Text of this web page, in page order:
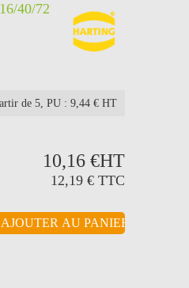
40/72
de 5, PU : 9,44 € HT
10,16 €HT
12,19 € TTC